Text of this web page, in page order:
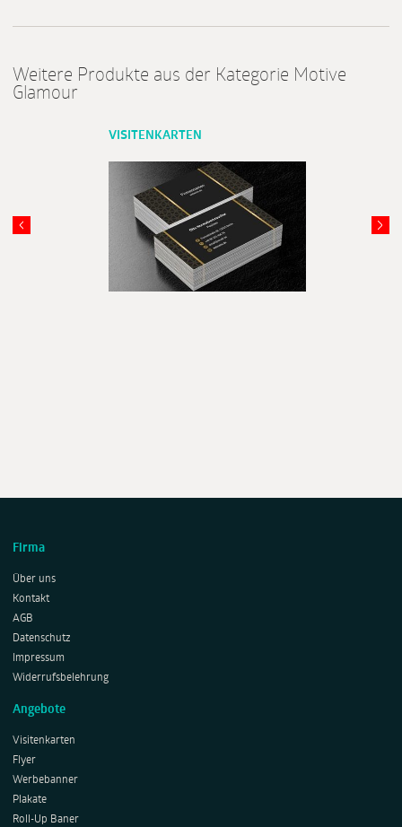
Weitere Produkte aus der Kategorie Motive
Glamour
VISITENKARTEN
Firma
Über uns
Kontakt
AGB
Datenschutz
Impressum
Widerrufsbelehrung
Angebote
Visitenkarten
Flyer
Werbebanner
Plakate
Roll-Up Baner